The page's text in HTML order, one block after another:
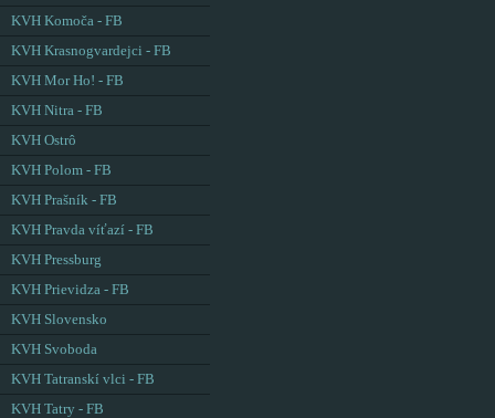
KVH Komoča - FB
KVH Krasnogvardejci - FB
KVH Mor Ho! - FB
KVH Nitra - FB
KVH Ostrô
KVH Polom - FB
KVH Prašník - FB
KVH Pravda víťazí - FB
KVH Pressburg
KVH Prievidza - FB
KVH Slovensko
KVH Svoboda
KVH Tatranskí vlci - FB
KVH Tatry - FB